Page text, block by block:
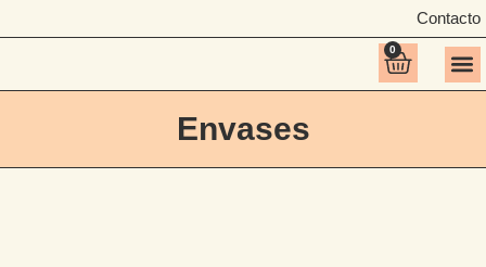
Contacto
0
Envases